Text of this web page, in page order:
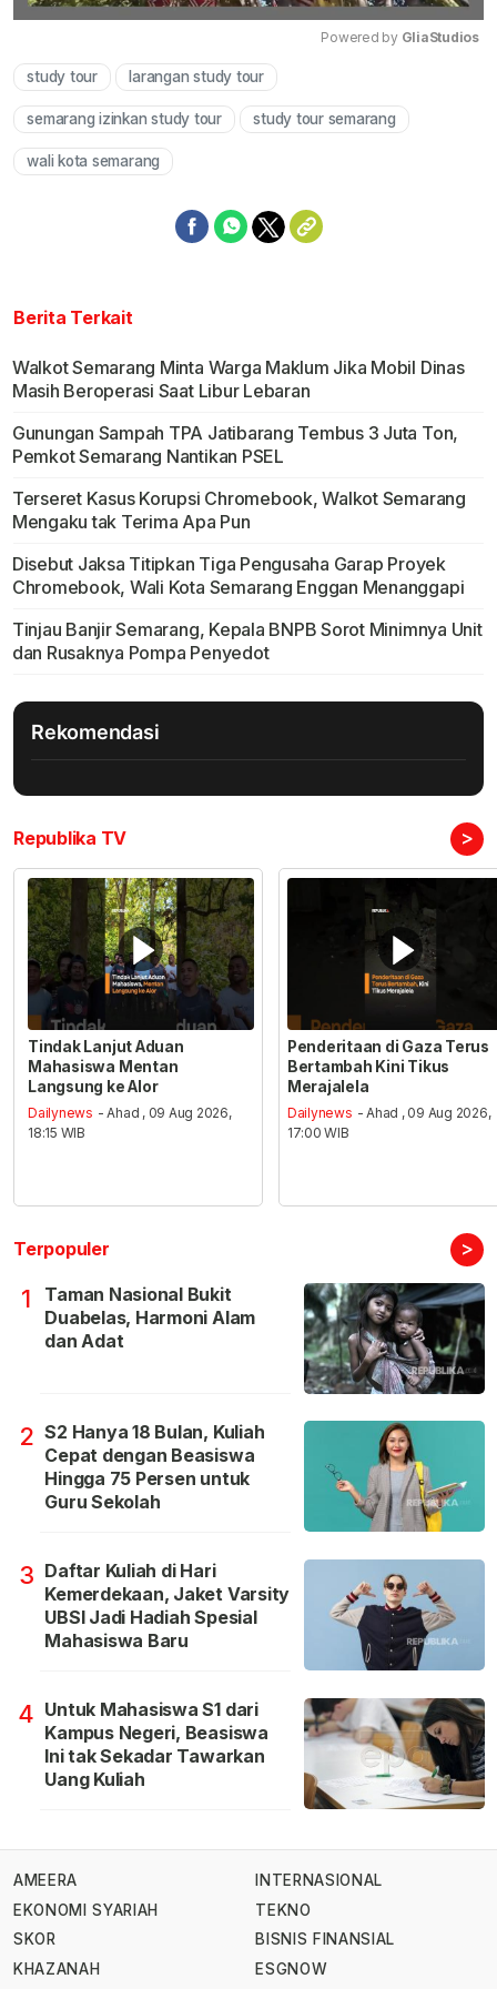
Powered by GliaStudios
study tour larangan study tour
semarang izinkan study tour study tour semarang
wali kota semarang
Berita Terkait
Walkot Semarang Minta Warga Maklum Jika Mobil Dinas
Masih Beroperasi Saat Libur Lebaran
Gunungan Sampah TPA Jatibarang Tembus 3 Juta Ton,
Pemkot Semarang Nantikan PSEL
Terseret Kasus Korupsi Chromebook, Walkot Semarang
Mengaku tak Terima Apa Pun
Disebut Jaksa Titipkan Tiga Pengusaha Garap Proyek
Chromebook, Wali Kota Semarang Enggan Menanggapi
Tinjau Banjir Semarang, Kepala BNPB Sorot Minimnya Unit
dan Rusaknya Pompa Penyedot
Rekomendasi
Republika TV >
Tindak Lanjut Aduan
Mahasiswa Mentan
Langsung ke Alor
Dailynews - Ahad , 09 Aug 2026,
18:15 WIB
Penderitaan di Gaza Terus
Bertambah Kini Tikus
Merajalela
Dailynews - Ahad , 09 Aug 2026,
17:00 WIB
Terpopuler >
1
Taman Nasional Bukit
Duabelas, Harmoni Alam
dan Adat
2 S2 Hanya 18 Bulan, Kuliah
Cepat dengan Beasiswa
Hingga 75 Persen untuk
Guru Sekolah
3 Daftar Kuliah di Hari
Kemerdekaan, Jaket Varsity
UBSI Jadi Hadiah Spesial
Mahasiswa Baru
4 Untuk Mahasiswa S1 dari
Kampus Negeri, Beasiswa
Ini tak Sekadar Tawarkan
Uang Kuliah
AMEERA
EKONOMI SYARIAH
SKOR
KHAZANAH
INTERNASIONAL
TEKNO
BISNIS FINANSIAL
ESGNOW